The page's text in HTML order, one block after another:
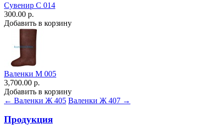
Сувенир С 014
300.00 р.
Добавить в корзину
Валенки М 005
3,700.00 р.
Добавить в корзину
← Валенки Ж 405 Валенки Ж 407 →
Продукция